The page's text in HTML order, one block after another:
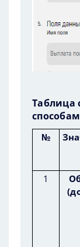
Таблица
№
1